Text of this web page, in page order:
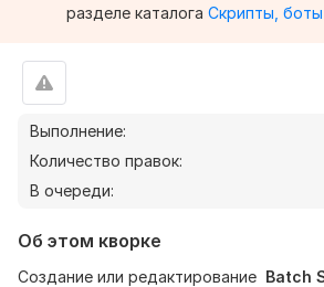
разделе каталога Скрипты, боты
Выполнение:
Количество правок:
В очереди:
Об этом кворке
Создание или редактирование Batch
federalom
Быстро и оперативно
прочему исполнитель дал
Ответ продавца